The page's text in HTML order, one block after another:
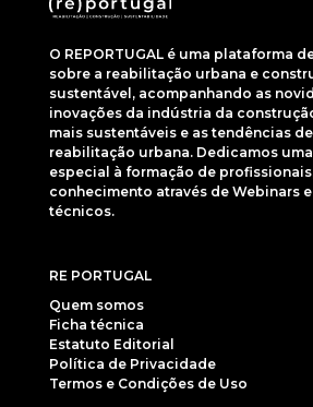
O REPORTUGAL é uma plataforma
sobre a reabilitação urbana e
sustentável, acompanhando as
inovações da indústria da
mais sustentáveis e as tendências
reabilitação urbana. Dedicamos
especial à formação de
conhecimento através de Webinars
técnicos.
RE PORTUGAL
Quem somos
Ficha técnica
Estatuto Editorial
Política de Privacidade
Termos e Condições de Uso